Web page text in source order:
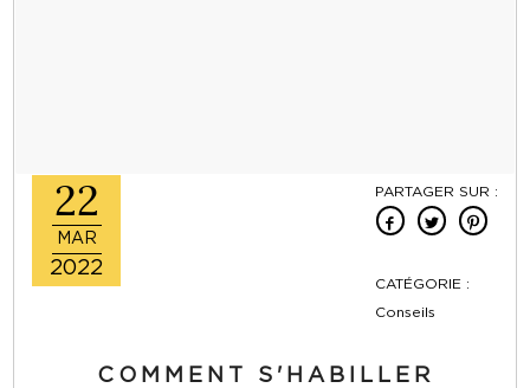
22
MAR
2022
PARTAGER SUR :
CATÉGORIE :
Conseils
COMMENT S'HABILLER